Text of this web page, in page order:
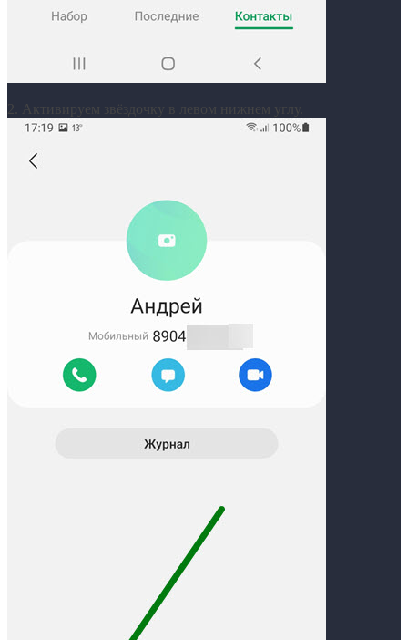
2. Активируем звёздочку в левом нижнем углу.